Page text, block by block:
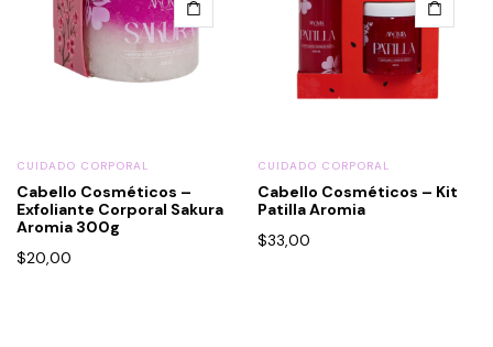
CUIDADO CORPORAL
Cabello Cosméticos –
Exfoliante Corporal Sakura
Aromia 300g
$20,00
CUIDADO CORPORAL
Cabello Cosméticos – Kit
Patilla Aromia
$33,00